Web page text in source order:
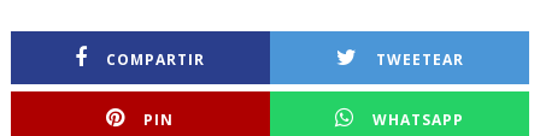
COMPARTIR TWEETEAR
PIN WHATSAPP